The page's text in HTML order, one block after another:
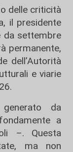
delle criticità
il presidente
da settembre
permanente,
dell’Autorità
e viarie
da
a
–. Questa
ma non